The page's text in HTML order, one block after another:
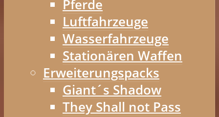
Pferde
Luftfahrzeuge
Wasserfahrzeuge
Stationären Waffen
Erweiterungspacks
Giant´s Shadow
They Shall not Pass